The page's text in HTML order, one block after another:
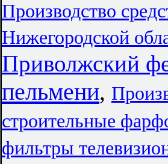
Производство
Нижегородской
Приволжский
пельмени,
строительные
фильтры